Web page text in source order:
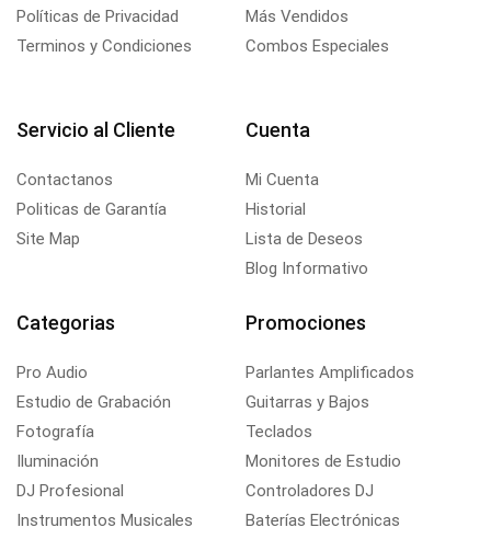
Políticas de Privacidad
Terminos y Condiciones
Más Vendidos
Combos Especiales
Servicio al Cliente
Contactanos
Politicas de Garantía
Site Map
Cuenta
Mi Cuenta
Historial
Lista de Deseos
Blog Informativo
Categorias
Pro Audio
Estudio de Grabación
Fotografía
Iluminación
DJ Profesional
Instrumentos Musicales
Promociones
Parlantes Amplificados
Guitarras y Bajos
Teclados
Monitores de Estudio
Controladores DJ
Baterías Electrónicas